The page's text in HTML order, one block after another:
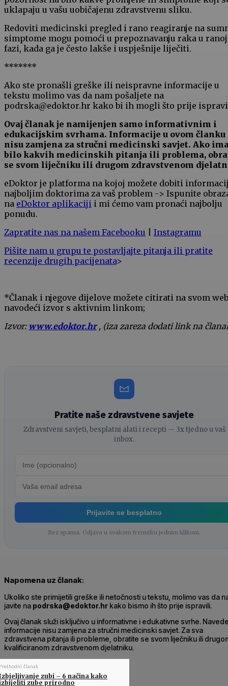
uklapaju u vašu uobičajenu zdravstvenu sliku.
Redoviti medicinski pregled i rano reagiranje na
simptome mogu pomoći u prepoznavanju raka u ranoj
fazi, kada ga je često lakše i uspješnije liječiti.
*******
Ako ste pronašli greške ili neispravne informacije u
tekstu molimo vas da nam pošaljete na
podrska@edoktor.hr kako bi ih mogli što prije
Ovaj članak je namijenjen samo informativnim i
edukacijskim svrhama. Informacije u ovom članku
nisu zamjena za stručni medicinski savjet. Ako
bilo kakvih medicinskih pitanja ili problema,
se svom liječniku ili drugom zdravstvenom
eDoktor je platforma na kojoj možete dobiti
najboljim doktorima za vaš problem -> Ispunite
na eDoktor aplikaciji i mi ćemo vam pronaći najbolju
ponudu.
Zapratite nas na našem Facebooku
Instagramu
Pišite nam u grupu te postavljajte pitanja ili pratite
recenzije drugih pacijenata>
*Članak i njegove dijelove možete citirati na svom
navodeći izvor s aktivnim linkom;
Izvor: www.edoktor.hr, (iza zareza dodati link na
Pratite naše zdravstvene savjete
Zdravstveni savjeti, besplatni alati i recepti -- 3x tjedno u vaš
inbox.
Prijavite se besplatno
Bez spama. Odjava u svakom trenutku jednim klikom.
Napomena uz članak:
Ukoliko ste primijetili greške ili netočnosti u tekstu, molimo vas da
javite na podrska@edoktor.hr kako bismo ih što prije ispravili.
Ovaj članak služi isključivo u informativne i edukativne svrhe.
informacije nisu zamjena za stručni medicinski savjet. Za sva
zdravstvena pitanja ili probleme, obratite se svom liječniku ili
kvalificiranom zdravstvenom djelatniku.
članak
zubi – 6 načina kako
zube prirodno